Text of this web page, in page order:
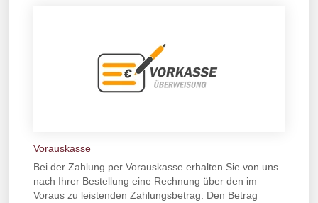
Vorauskasse
Bei der Zahlung per Vorauskasse erhalten Sie von uns
nach Ihrer Bestellung eine Rechnung über den im
Voraus zu leistenden Zahlungsbetrag. Den Betrag